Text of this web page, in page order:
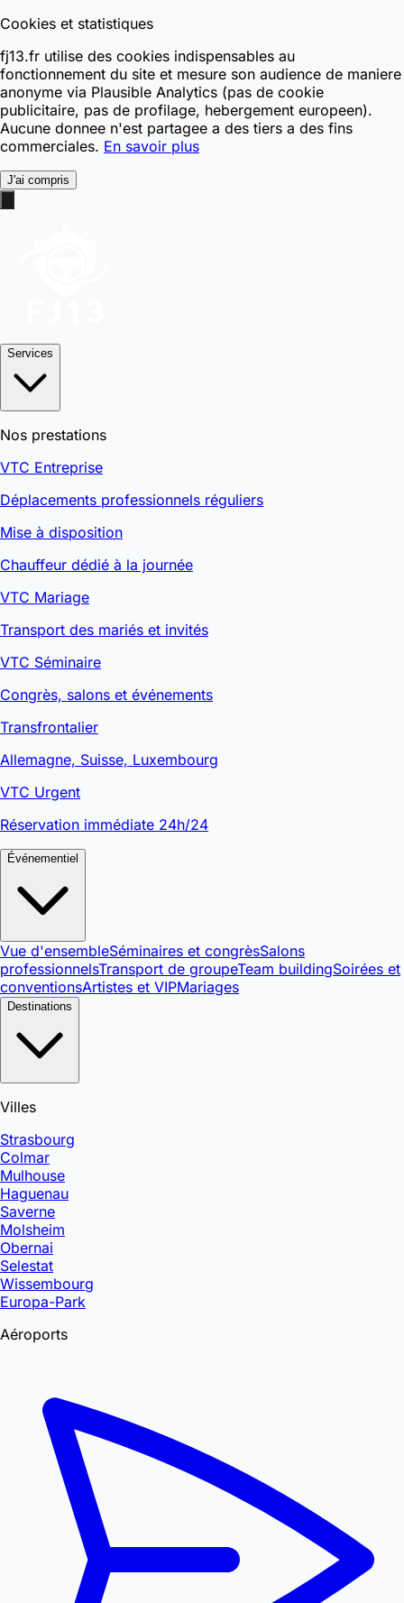
Cookies et statistiques
fj13.fr utilise des cookies indispensables au
fonctionnement du site et mesure son audience de maniere
anonyme via Plausible Analytics (pas de cookie
publicitaire, pas de profilage, hebergement europeen).
Aucune donnee n'est partagee a des tiers a des fins
commerciales. En savoir plus
J'ai compris
Services
Nos prestations
VTC Entreprise
Déplacements professionnels réguliers
Mise à disposition
Chauffeur dédié à la journée
VTC Mariage
Transport des mariés et invités
VTC Séminaire
Congrès, salons et événements
Transfrontalier
Allemagne, Suisse, Luxembourg
VTC Urgent
Réservation immédiate 24h/24
Événementiel
Vue d'ensembleSéminaires et congrèsSalons
professionnelsTransport de groupeTeam buildingSoirées et
conventionsArtistes et VIPMariages
Destinations
Villes
Strasbourg
Colmar
Mulhouse
Haguenau
Saverne
Molsheim
Obernai
Selestat
Wissembourg
Europa-Park
Aéroports